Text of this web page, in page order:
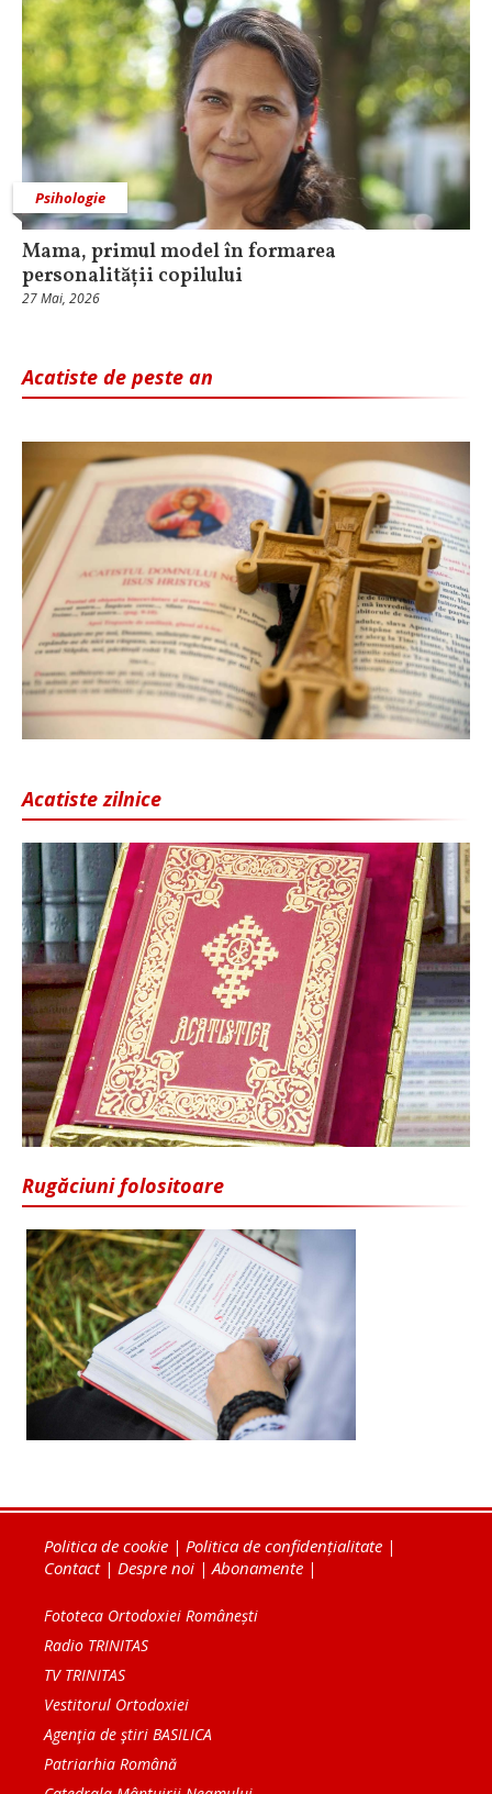
Psihologie
Mama, primul model în formarea
personalității copilului
27 Mai, 2026
Acatiste de peste an
Acatiste zilnice
Rugăciuni folositoare
Politica de cookie | Politica de confidențialitate |
Contact| Despre noi | Abonamente |
Fototeca Ortodoxiei Românești
Radio TRINITAS
TV TRINITAS
Vestitorul Ortodoxiei
Agenţia de ştiri BASILICA
Patriarhia Română